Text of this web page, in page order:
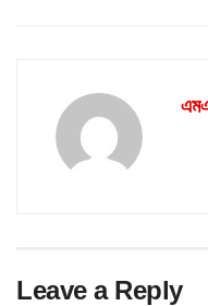
Leave a Reply